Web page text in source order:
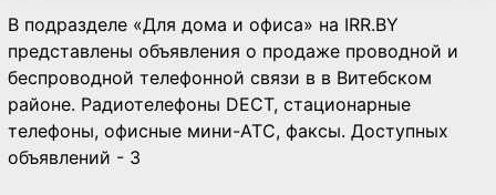
В подразделе «Для дома и офиса» на IRR.BY
представлены объявления о продаже проводной и
беспроводной телефонной связи в в Витебском
районе. Радиотелефоны DECT, стационарные
телефоны, офисные мини-АТС, факсы. Доступных
объявлений - 3